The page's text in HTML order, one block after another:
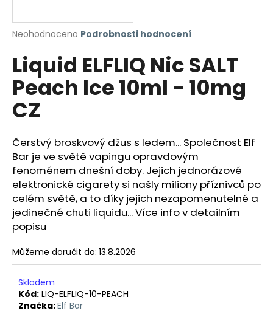
Průměrné
produktu
je
0,0
5
hvězdiček.
Neohodnoceno Podrobnosti hodnocení
Liquid ELFLIQ Nic SALT
Peach Ice 10ml - 10mg
CZ
Čerstvý broskvový džus s ledem... Společnost Elf
Bar je ve světě vapingu opravdovým
fenoménem dnešní doby. Jejich jednorázové
elektronické cigarety si našly miliony příznivců po
celém světě, a to díky jejich nezapomenutelné a
jedinečné chuti liquidu... Více info v detailním
popisu
Můžeme doručit do: 13.8.2026
Skladem
Kód: LIQ-ELFLIQ-10-PEACH
Značka:Elf Bar
j
t
?
HLEDAT
D
o
p
o
r
u
u